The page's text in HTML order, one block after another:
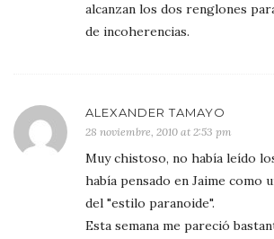
alcanzan los dos renglones
de incoherencias.
ALEXANDER TAMAYO
28 noviembre, 2010 at 2:53 pm
Muy chistoso, no había leído
había pensado en Jaime como
del "estilo paranoide".
Esta semana me pareció